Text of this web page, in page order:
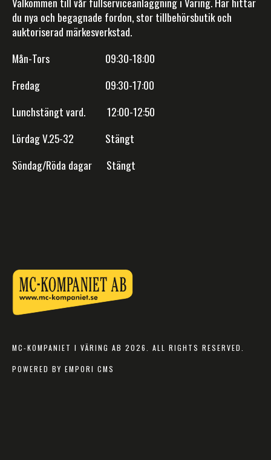
du nya och begagnade fordon, stor tillbehörsbutik och
auktoriserad märkesverkstad.
Mån-Tors 09:30-18:00
Fredag 09:30-17:00
Lunchstängt vard. 12:00-12:50
Lördag V.25-32 Stängt
Söndag/Röda dagar Stängt
MC-KOMPANIET I VÄRING AB 2026. ALL RIGHTS RESERVED.
POWERED BY EMPORI CMS